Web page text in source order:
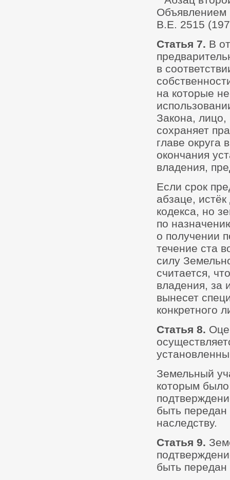
Объявлением
B.E. 2515
Статья 7. В
в
на которые
Закона,
сохраняет
главе округа
окончания
владения,
Если срок
абзаце,
кодекса, но
по
о получении
течение ста
силу
считается,
владения, за
вынесет
конкретного
Статья 8.
Земельный
которым
быть передан
наследству.
Статья 9.
быть передан